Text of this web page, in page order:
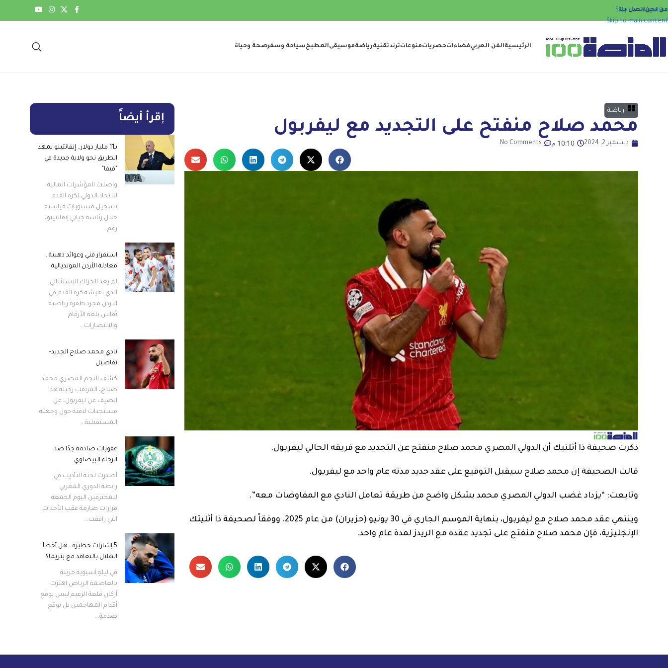
Skip to navigation
Skip to main content
من نحناتصل بنا
الرئيسيةالفن العربيفضاءاتحصرياتمنوعاتترندتقنيةرياضةموسيقىالمطبخسياحة وسفرصحة وحياة
رياضة
محمد صلاح منفتح على التجديد مع ليفربول
ديسمبر 2, 2024 10:10 م No Comments
ذكرت صحيفة ذا أثلتيك أن الدولي المصري محمد صلاح منفتح عن التجديد مع فريقه الحالي ليفربول.
قالت الصحيفة إن محمد صلاح سيقبل التوقيع على عقد جديد مدته عام واحد مع ليفربول.
وتابعت: “يزداد غضب الدولي المصري محمد بشكل واضح من طريقة تعامل النادي مع المفاوضات معه”.
وينتهي عقد محمد صلاح مع ليفربول، بنهاية الموسم الجاري في 30 يونيو (حزيران) من عام 2025. ووفقاً لصحيفة ذا أثليتك
الإنجليزية، فإن محمد صلاح منفتح على تجديد عقده مع الريدز لمدة عام واحد.
إقرأ أيضاً
بـ11 مليار دولار.. إنفانتينو يمهد
الطريق نحو ولاية جديدة في
"فيفا"
واصلت المؤشرات المالية
للاتحاد الدولي لكرة القدم
تسجيل مستويات قياسية
خلال رئاسة جياني إنفانتينو،
رغم...
استقرار فني وعوائد ذهبية..
معادلة الأردن المونديالية
لم يعد الحراك الاستثنائي
الذي تعيشه كرة القدم في
الاردن مجرد طفرة رياضية
تُقاس بلغة الأرقام
والانتصارات...
نادي محمد صلاح الجديد-
تفاصيل
كشف النجم المصري محمد
صلاح، المرتقب رحيله هذا
الصيف عن ليفربول، عن
مستجدات لافتة حول وجهته
المستقبلية...
عقوبات صادمة جدًا ضد
الرجاء البيضاوي
أصدرت لجنة التأديب في
رابطة الدوري المغربي
للمحترفين اليوم الجمعة
قرارات صارمة عقب الأحداث
التي رافقت...
5 إشارات خطيرة.. هل أخطأ
الهلال بالتعاقد مع بنزيما؟
في ليلةٍ آسيوية حزينة
بالعاصمة الرياض اهتزت
أركان قلعة الزعيم ليس بوقع
أقدام المهاجمين بل بوقع
صدمةٍ...